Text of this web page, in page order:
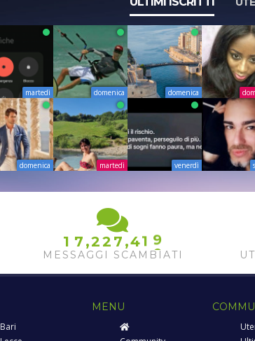
martedì domenica domenica
domenica martedì venerdì
1 7 ,22 7 ,4 2 2
3
MESSAGGI SCAMBIATI
Bari
MENU